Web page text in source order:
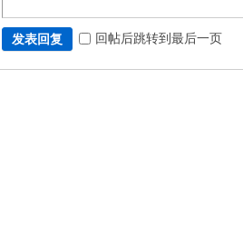
发表回复 回帖后跳转到最后一页